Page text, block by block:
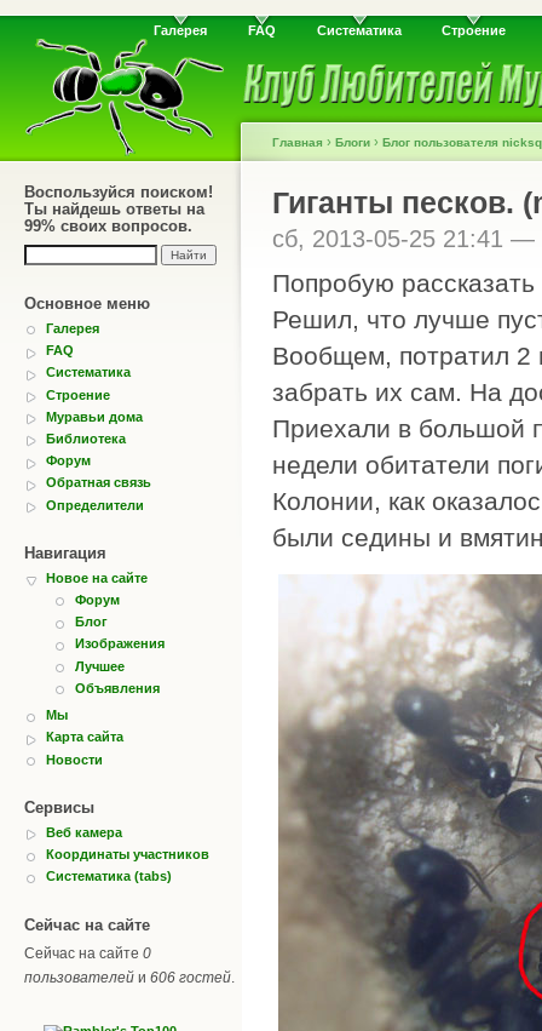
Галерея FAQ Систематика Строение
Воспользуйся поиском!
Ты найдешь ответы на
99% своих вопросов.
Основное меню
Галерея
FAQ
Систематика
Строение
Муравьи дома
Библиотека
Форум
Обратная связь
Определители
Навигация
Новое на сайте
Форум
Блог
Изображения
Лучшее
Объявления
Мы
Карта сайта
Новости
Сервисы
Веб камера
Координаты участников
Систематика (tabs)
Сейчас на сайте
Сейчас на сайте 0
пользователей и 606 гостей
Главная › Блоги › Блог пользователя
Гиганты песков.
сб, 2013-05-25 21:41 —
Попробую
Решил, что лучше
Вообщем, потратил 2
забрать их сам. На
Приехали в большой
недели обитатели
Колонии, как
были седины и